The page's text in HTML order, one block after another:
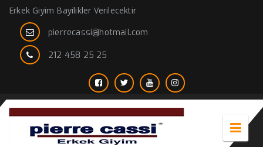
Erkek Giyim Bayilikler Verilecektir
pierrecassi@hotmail.com
212 458 25 25